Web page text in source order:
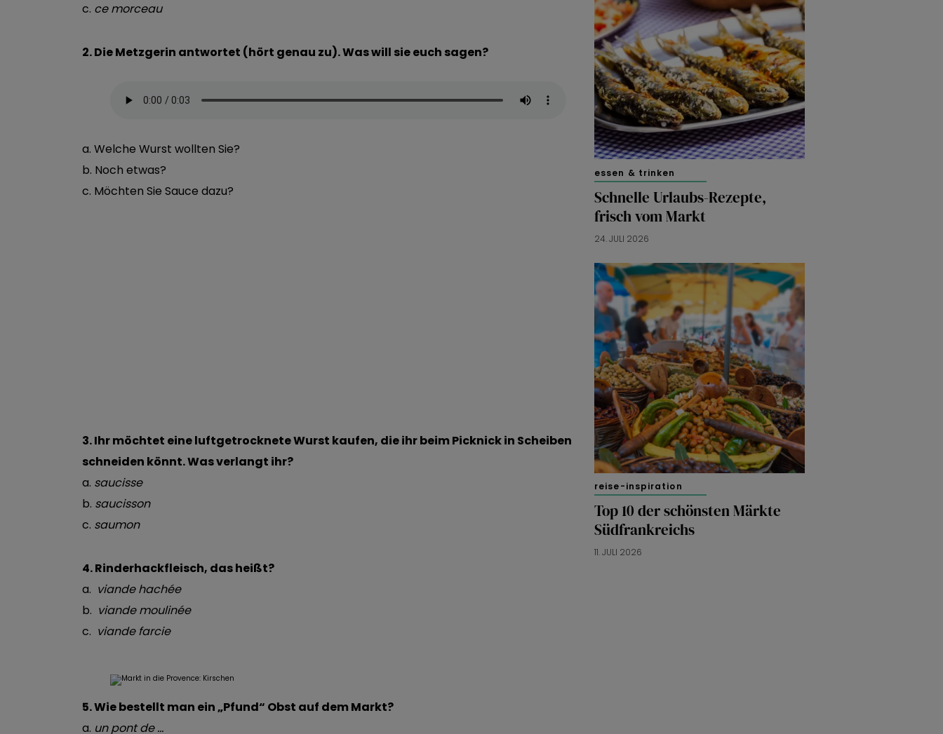
c. ce morceau
2. Die Metzgerin antwortet (hört genau zu). Was will sie euch sagen?
a. Welche Wurst wollten Sie?
b. Noch etwas?
c. Möchten Sie Sauce dazu?
3. Ihr möchtet eine luftgetrocknete Wurst kaufen, die ihr beim Picknick in Scheiben
schneiden könnt. Was verlangt ihr?
a. saucisse
b. saucisson
c. saumon
4. Rinderhackfleisch, das heißt?
a. viande hachée
b. viande moulinée
c. viande farcie
5. Wie bestellt man ein „Pfund“ Obst auf dem Markt?
a. un pont de …
essen & trinken
Schnelle Urlaubs-Rezepte,
frisch vom Markt
24. JULI 2026
reise-inspiration
Top 10 der schönsten Märkte
Südfrankreichs
11. JULI 2026